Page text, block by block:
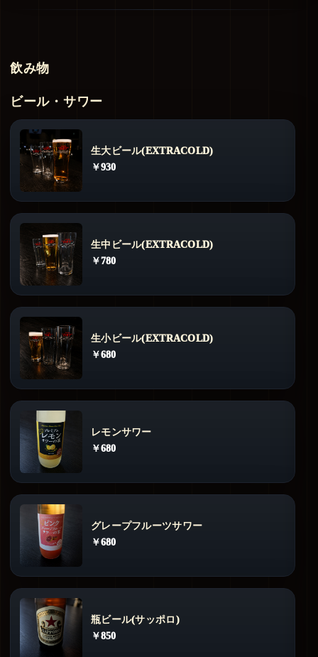
飲み物
ビール・サワー
生大ビール(EXTRACOLD)
￥930
生中ビール(EXTRACOLD)
￥780
生小ビール(EXTRACOLD)
￥680
レモンサワー
￥680
グレープフルーツサワー
￥680
瓶ビール(サッポロ)
￥850